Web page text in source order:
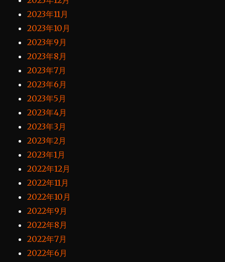
2023年11月
2023年10月
2023年9月
2023年8月
2023年7月
2023年6月
2023年5月
2023年4月
2023年3月
2023年2月
2023年1月
2022年12月
2022年11月
2022年10月
2022年9月
2022年8月
2022年7月
2022年6月